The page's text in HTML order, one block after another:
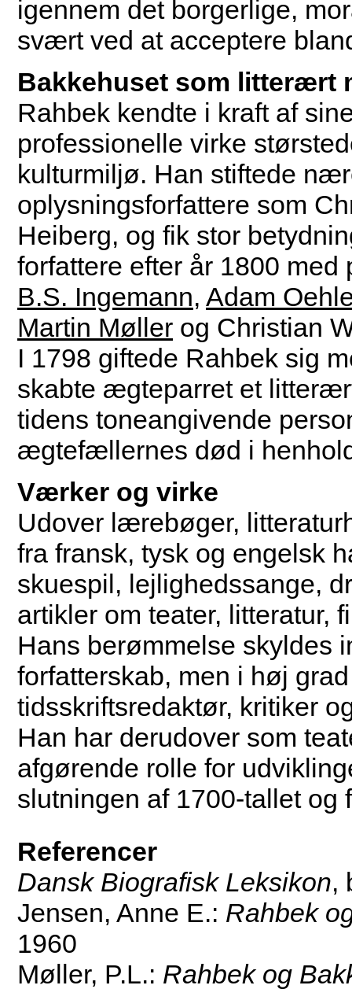
igennem det borgerlige,
svært ved at acceptere
Bakkehuset som litterært
Rahbek kendte i kraft af
professionelle virke
kulturmiljø. Han stiftede
oplysningsforfattere som
Heiberg, og fik stor
forfattere efter år 1800
B.S. Ingemann, Adam
Martin Møller og Christian
I 1798 giftede Rahbek sig
skabte ægteparret et
tidens toneangivende
ægtefællernes død i
Værker og virke
Udover lærebøger,
fra fransk, tysk og engelsk
skuespil, lejlighedssange,
artikler om teater, litteratur,
Hans berømmelse skyldes
forfatterskab, men i høj
tidsskriftsredaktør, kritiker
Han har derudover som
afgørende rolle for
slutningen af 1700-tallet og
Referencer
Dansk Biografisk Leksikon,
Jensen, Anne E.: Rahbek
1960
Møller, P.L.: Rahbek og